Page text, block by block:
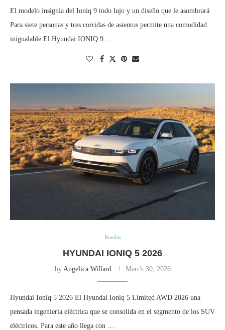
El modelo insignia del Ioniq 9 todo lujo y un diseño que le asombrará
Para siete personas y tres corridas de asientos permite una comodidad
inigualable El Hyundai IONIQ 9 …
Ruedas
HYUNDAI IONIQ 5 2026
by Angelica Willard March 30, 2026
Hyundai Ioniq 5 2026 El Hyundai Ioniq 5 Limited AWD 2026 una
pensada ingeniería eléctrica que se consolida en el segmento de los SUV
eléctricos. Para este año llega con …